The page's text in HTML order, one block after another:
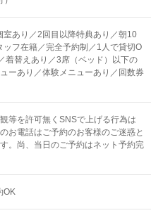
室あり／2回目以降特典あり／朝10
ッフ在籍／完全予約制／1人で貸切O
着替えあり／3席（ベッド）以下の
ーあり／体験メニューあり／回数券
等を許可無くSNSで上げる行為は
お電話はご予約のお客様のご迷惑と
。尚、当日のご予約はネット予約完
OK